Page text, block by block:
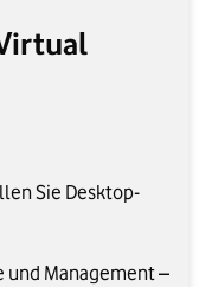
Sie Desktop-
und Management –